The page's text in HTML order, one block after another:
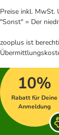
Preise inkl. MwSt.
"Sonst" = Der
zooplus ist
10%
Rabatt für Deine
Anmeldung